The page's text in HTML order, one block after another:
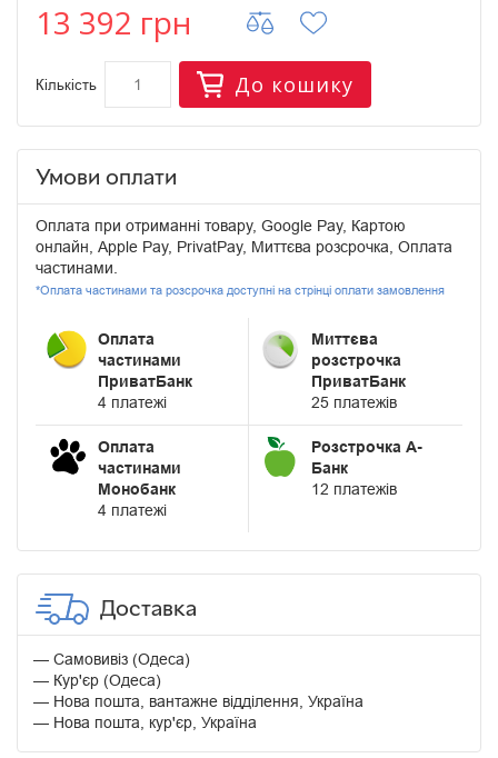
13 392 грн
Кількість До кошику
Умови оплати
Оплата при отриманні товару, Google Pay, Картою
онлайн, Apple Pay, PrivatPay, Миттєва розсрочка, Оплата
частинами.
*Оплата частинами та розсрочка доступні на стрінці оплати замовлення
Оплата
частинами
ПриватБанк
4 платежі
Миттєва
розстрочка
ПриватБанк
25 платежів
Оплата
частинами
Монобанк
4 платежі
Розстрочка А-
Банк
12 платежів
Доставка
Самовивіз (Одеса)
Кур'єр (Одеса)
Нова пошта, вантажне відділення, Україна
Нова пошта, кур'єр, Україна